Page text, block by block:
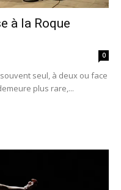
à la Roque
0
seul, à deux ou face
plus rare,...